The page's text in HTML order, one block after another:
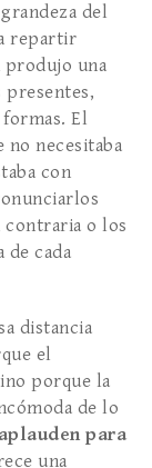
del
repartir
produjo una
El
no necesitaba
con
contraria o los
de cada
distancia
el
porque la
de lo
para
una